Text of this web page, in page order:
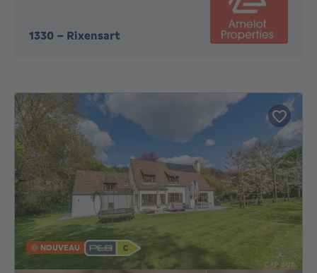
1330 - Rixensart
NOUVEAU